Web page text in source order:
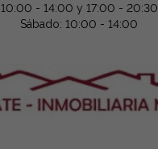
10:00 - 14:00 y 17:00 - 20:30
Sábado: 10:00 - 14:00